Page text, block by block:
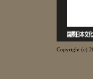
Copyright (c)